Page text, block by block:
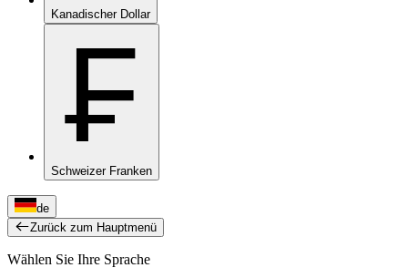
Kanadischer Dollar
₣
Schweizer Franken
de
Zurück zum Hauptmenü
Wählen Sie Ihre Sprache